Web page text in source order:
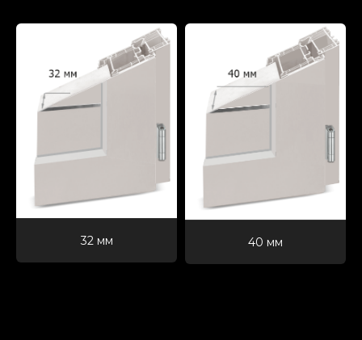
32 мм 40 мм